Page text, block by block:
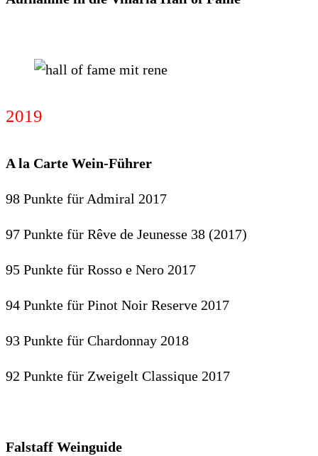
2019
A la Carte Wein-Führer
98 Punkte für Admiral 2017
97 Punkte für Rêve de Jeunesse 38 (2017)
95 Punkte für Rosso e Nero 2017
94 Punkte für Pinot Noir Reserve 2017
93 Punkte für Chardonnay 2018
92 Punkte für Zweigelt Classique 2017
Falstaff Weinguide